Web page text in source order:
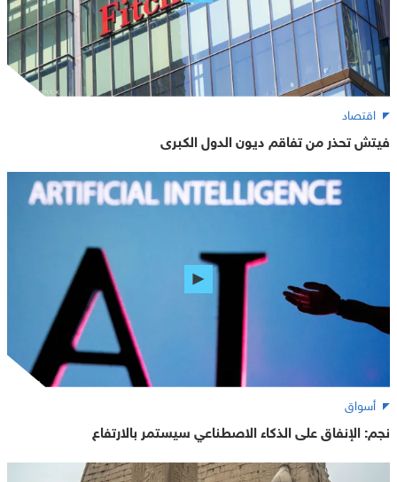
اقتصاد
فيتش تحذر من تفاقم ديون الدول الكبرى
أسواق
نجم: الإنفاق على الذكاء الاصطناعي سيستمر بالارتفاع